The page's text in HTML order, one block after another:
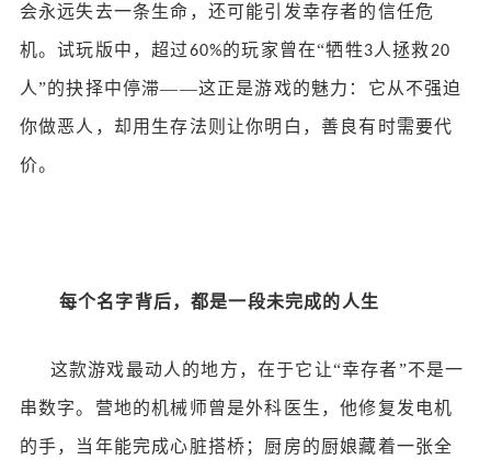
会永远失去一条生命，还可能引发幸存者的信任危
机。试玩版中，超过60%的玩家曾在“牺牲3人拯救20
人”的抉择中停滞——这正是游戏的魅力：它从不强迫
你做恶人，却用生存法则让你明白，善良有时需要代
价。
每个名字背后，都是一段未完成的人生
这款游戏最动人的地方，在于它让“幸存者”不是一
串数字。营地的机械师曾是外科医生，他修复发电机
的手，当年能完成心脏搭桥；厨房的厨娘藏着一张全